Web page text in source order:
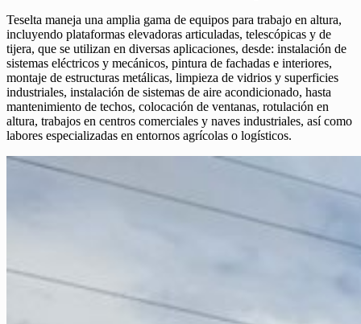
Teselta maneja una amplia gama de equipos para trabajo en altura,
incluyendo plataformas elevadoras articuladas, telescópicas y de
tijera, que se utilizan en diversas aplicaciones, desde: instalación de
sistemas eléctricos y mecánicos, pintura de fachadas e interiores,
montaje de estructuras metálicas, limpieza de vidrios y superficies
industriales, instalación de sistemas de aire acondicionado, hasta
mantenimiento de techos, colocación de ventanas, rotulación en
altura, trabajos en centros comerciales y naves industriales, así como
labores especializadas en entornos agrícolas o logísticos.